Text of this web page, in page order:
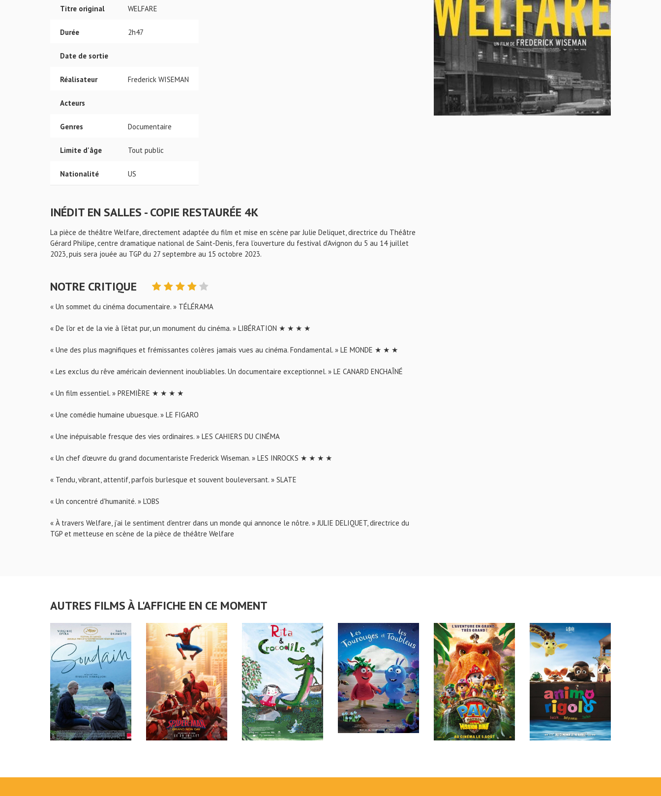
Titre original WELFARE
Durée 2h47
Date de sortie
Réalisateur Frederick WISEMAN
Acteurs
Genres Documentaire
Limite d'âge Tout public
Nationalité US
INÉDIT EN SALLES - COPIE RESTAURÉE 4K
La pièce de théâtre Welfare, directement adaptée du film et mise en scène par Julie Deliquet, directrice du Théâtre
Gérard Philipe, centre dramatique national de Saint-Denis, fera l’ouverture du festival d’Avignon du 5 au 14 juillet
2023, puis sera jouée au TGP du 27 septembre au 15 octobre 2023.
NOTRE CRITIQUE
« Un sommet du cinéma documentaire. » TÉLÉRAMA
« De l'or et de la vie à l'état pur, un monument du cinéma. » LIBÉRATION ★ ★ ★ ★
« Une des plus magnifiques et frémissantes colères jamais vues au cinéma. Fondamental. » LE MONDE ★ ★ ★
« Les exclus du rêve américain deviennent inoubliables. Un documentaire exceptionnel. » LE CANARD ENCHAÎNÉ
« Un film essentiel. » PREMIÈRE ★ ★ ★ ★
« Une comédie humaine ubuesque. » LE FIGARO
« Une inépuisable fresque des vies ordinaires. » LES CAHIERS DU CINÉMA
« Un chef d'œuvre du grand documentariste Frederick Wiseman. » LES INROCKS ★ ★ ★ ★
« Tendu, vibrant, attentif, parfois burlesque et souvent bouleversant. » SLATE
« Un concentré d'humanité. » L'OBS
« À travers Welfare, j’ai le sentiment d’entrer dans un monde qui annonce le nôtre. » JULIE DELIQUET, directrice du
TGP et metteuse en scène de la pièce de théâtre Welfare
AUTRES FILMS À L'AFFICHE EN CE MOMENT